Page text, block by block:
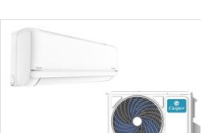
nhiều tính năng và công nghệ hiện đại.